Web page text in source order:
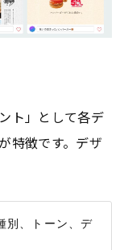
ト」として各デ
特徴です。デザ
別、トーン、デ